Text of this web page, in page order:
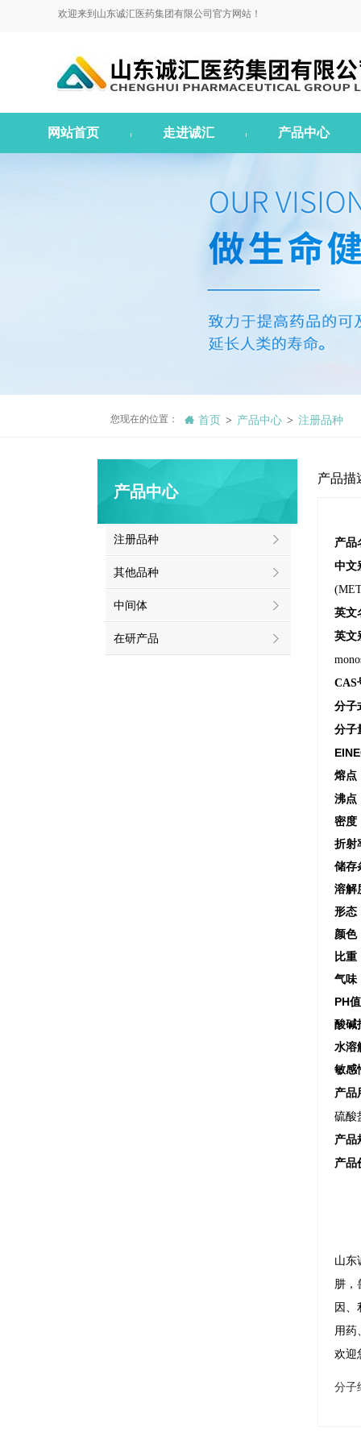
欢迎来到山东诚汇医药集团有限公司官方网站！
网站首页 走进诚汇 产品中心
您现在的位置： 首页 > 产品中心 > 注册品种
产品描
产品
中文
英文
英文
CAS
分子
分子
熔点
沸点
密度
折射
储存
溶解
形态
颜色
比重
气味
PH
酸碱
水溶
敏感
产品
硫酸
产品
产品
山东
肼，
因、
用药
欢迎
分子
产品中心
注册品种
其他品种
中间体
在研产品